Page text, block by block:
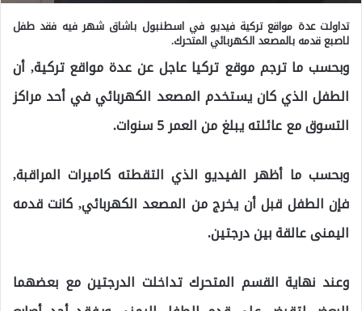
تداولت عدة مواقع تركية فيديو في اسطنبول باشاق شهر فيه فقد طفل
لاصبع قدمه بالمصعد الكهربائي المتحرك.
وبحسب ما ترجم موقع تركيا عاجل عن عدة مواقع تركية, أن
الطفل الذي كان يستخدم المصعد الكهربائي في أحد مراكز
التسوق مع عائلته يبلغ من العمر 5 سنوات.
وبحسب ما أظهر الفيديو الذي التقطته كاميرات المراقبة,
فإن الطفل قبل أن يخرج من المصعد الكهربائي, كانت قدمه
اليمنى عالقة بين درجتين.
وعند نهاية القسم المتحرك تداخلت الدرجتين مع بعضهما